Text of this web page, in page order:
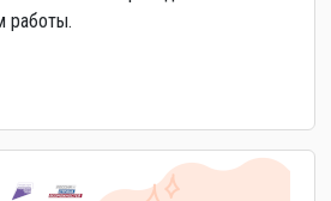
работы.